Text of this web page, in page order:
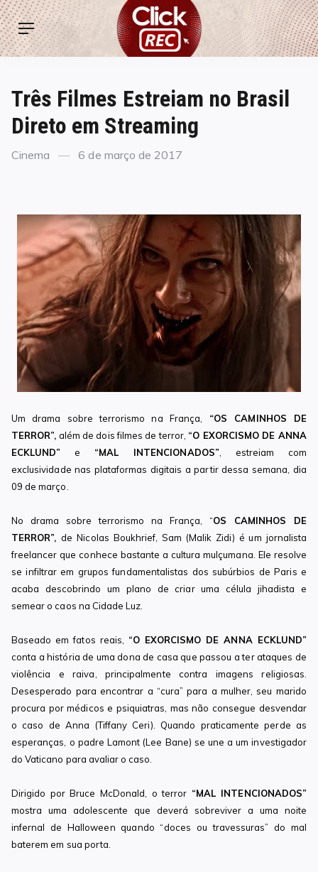
Skip
to
content
ClickREC
Menu
Três Filmes Estreiam no Brasil
Direto em Streaming
Categories
Cinema
Posted
6 de março de 2017
Um drama sobre terrorismo na França, “OS CAMINHOS DE
TERROR”, além de dois filmes de terror, “O EXORCISMO DE ANNA
ECKLUND” e “MAL INTENCIONADOS” , estreiam com
exclusividade nas plataformas digitais a partir dessa semana, dia
09 de março.
No drama sobre terrorismo na França, “OS CAMINHOS DE
TERROR”,de Nicolas Boukhrief, Sam (Malik Zidi) é um jornalista
freelancer que conhece bastante a cultura mulçumana. Ele resolve
se infiltrar em grupos fundamentalistas dos subúrbios de Paris e
acaba descobrindo um plano de criar uma célula jihadista e
semear o caos na Cidade Luz.
Baseado em fatos reais, “O EXORCISMO DE ANNA ECKLUND”
conta a história de uma dona de casa que passou a ter ataques de
violência e raiva, principalmente contra imagens religiosas.
Desesperado para encontrar a “cura” para a mulher, seu marido
procura por médicos e psiquiatras, mas não consegue desvendar
o caso de Anna (Tiffany Ceri). Quando praticamente perde as
esperanças, o padre Lamont (Lee Bane) se une a um investigador
do Vaticano para avaliar o caso.
Dirigido por Bruce McDonald, o terror “MAL INTENCIONADOS”
mostra uma adolescente que deverá sobreviver a uma noite
infernal de Halloween quando “doces ou travessuras” do mal
baterem em sua porta.